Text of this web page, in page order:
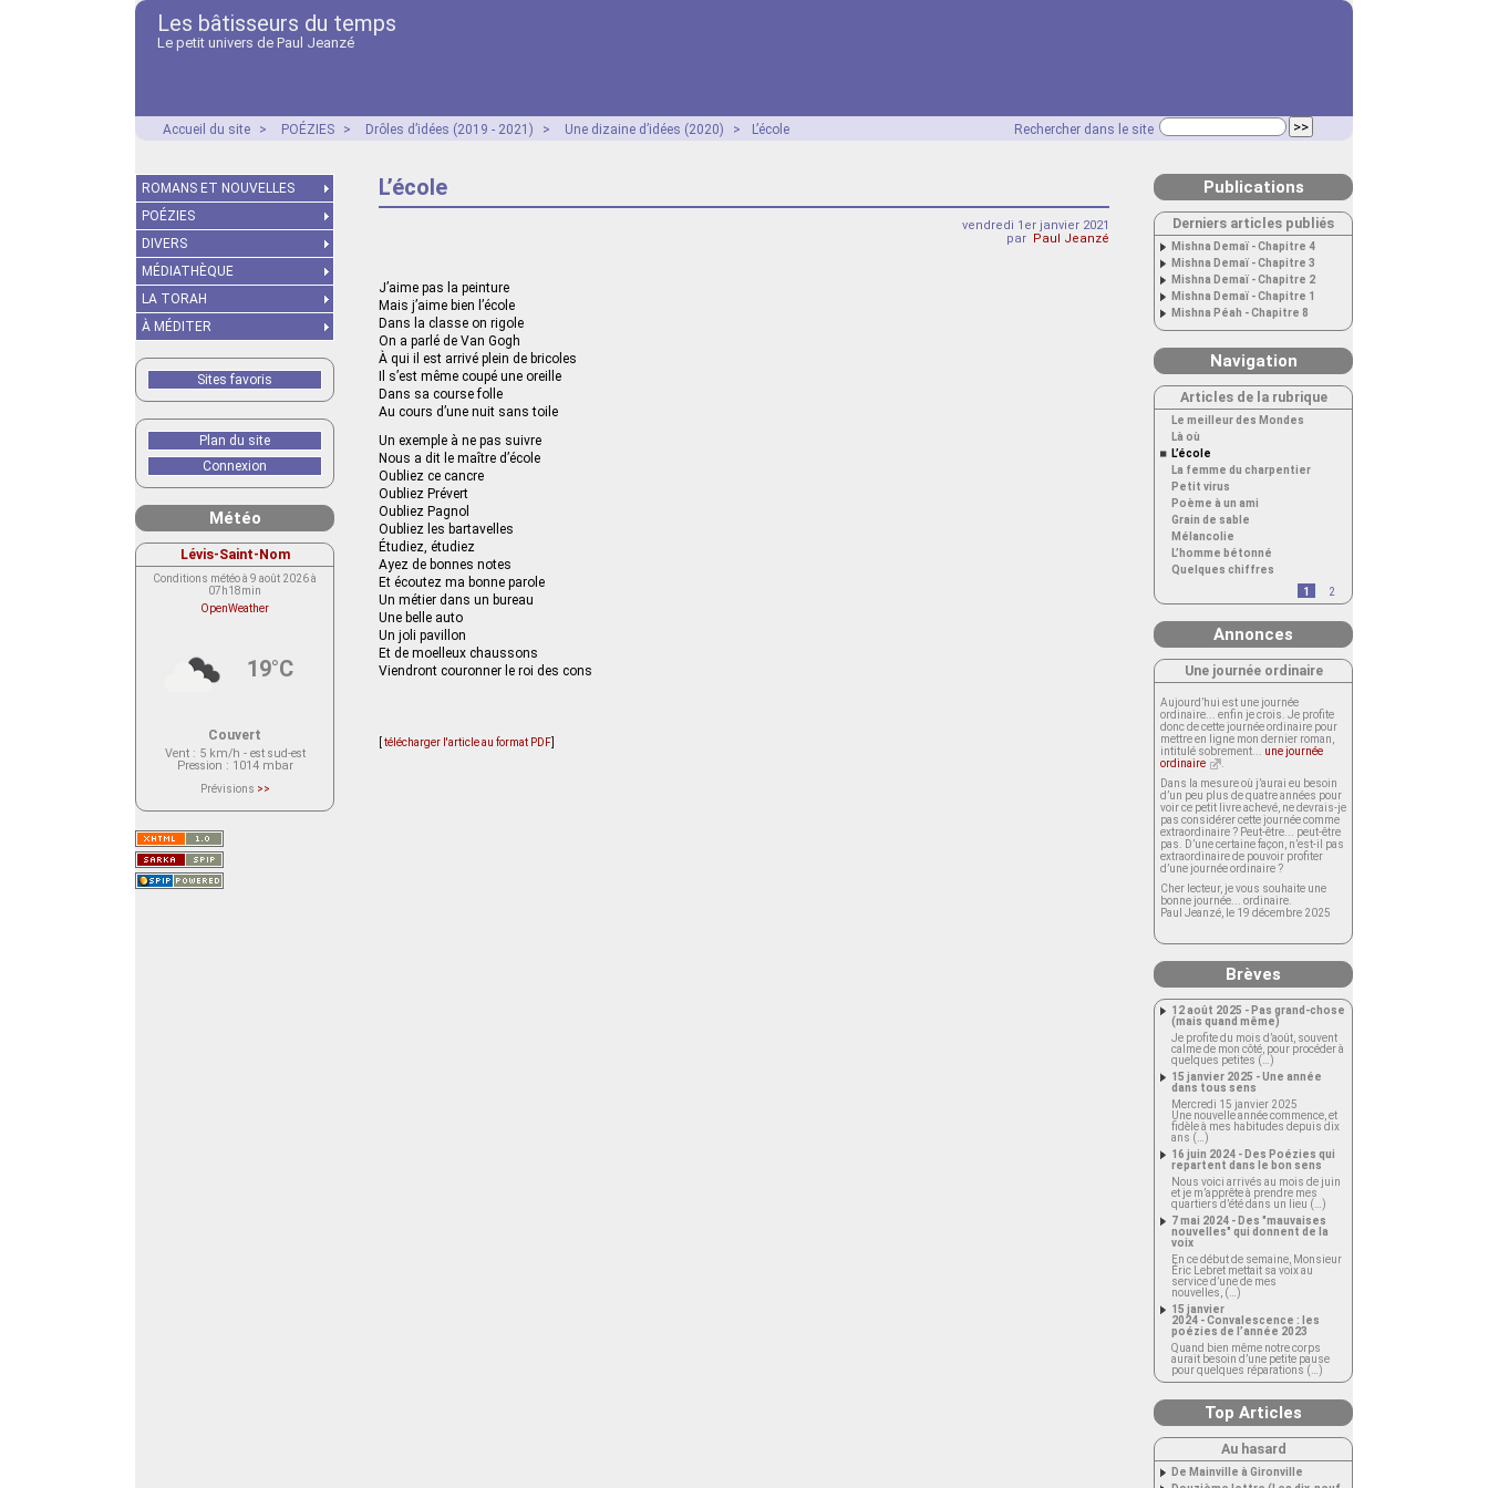
Les bâtisseurs du temps
Le petit univers de Paul Jeanzé
Rechercher dans le site
Accueil du site > POÉZIES > Drôles d’idées (2019 - 2021) > Une dizaine d’idées (2020) > L’école
L’école
vendredi 1er janvier 2021
par Paul Jeanzé
J’aime pas la peinture
Mais j’aime bien l’école
Dans la classe on rigole
On a parlé de Van Gogh
À qui il est arrivé plein de bricoles
Il s’est même coupé une oreille
Dans sa course folle
Au cours d’une nuit sans toile
Un exemple à ne pas suivre
Nous a dit le maître d’école
Oubliez ce cancre
Oubliez Prévert
Oubliez Pagnol
Oubliez les bartavelles
Étudiez, étudiez
Ayez de bonnes notes
Et écoutez ma bonne parole
Un métier dans un bureau
Une belle auto
Un joli pavillon
Et de moelleux chaussons
Viendront couronner le roi des cons
télécharger l'article au format PDF
ROMANS ET NOUVELLES
POÉZIES
DIVERS
MÉDIATHÈQUE
LA TORAH
À MÉDITER
Sites favoris
Plan du site
Connexion
Météo
Lévis-Saint-Nom
Conditions météo à 9 août 2026 à
07h18min
OpenWeather
19°C
Couvert
Vent: 5 km/h - est sud-est
Pression : 1014 mbar
Prévisions >>
actuellement aucune prévision
Saint-Nom.
Veuillez consulter le message du
service ci-dessous.
(401 - Invalid API key. Please see
https://openweathermap.org/faq#error401
Publications
Derniers articles publiés
Mishna Demaï - Chapitre 4
Mishna Demaï - Chapitre 3
Mishna Demaï - Chapitre 2
Mishna Demaï - Chapitre 1
Mishna Péah - Chapitre 8
Navigation
Articles de la rubrique
Le meilleur des Mondes
Là où
L’école
La femme du charpentier
Petit virus
Poème à un ami
Grain de sable
Mélancolie
L’homme bétonné
Quelques chiffres
1
2
Annonces
Une journée ordinaire
Aujourd’hui est une journée
ordinaire... enfin je crois. Je profite
donc de cette journée ordinaire pour
mettre en ligne mon dernier roman,
intitulé sobrement... une journée
ordinaire
Dans la mesure où j’aurai eu besoin
d’un peu plus de quatre années pour
voir ce petit livre achevé, ne devrais-je
pas considérer cette journée comme
extraordinaire ? Peut-être... peut-être
pas. D’une certaine façon, n’est-il pas
extraordinaire de pouvoir profiter
d’une journée ordinaire ?
Cher lecteur, je vous souhaite une
bonne journée... ordinaire.
Paul Jeanzé, le 19 décembre 2025
Brèves
12 août 2025 - Pas grand-chose
(mais quand même)
Je profite du mois d’août, souvent
calme de mon côté, pour procéder à
quelques petites (…)
15 janvier 2025 - Une année
dans tous sens
Mercredi 15 janvier 2025
Une nouvelle année commence, et
fidèle à mes habitudes depuis dix
ans (…)
16 juin 2024 - Des Poézies qui
repartent dans le bon sens
Nous voici arrivés au mois de juin
et je m’apprête à prendre mes
quartiers d’été dans un lieu (…)
7 mai 2024 - Des "mauvaises
nouvelles" qui donnent de la
voix
En ce début de semaine, Monsieur
Éric Lebret mettait sa voix au
service d’une de mes
nouvelles, (…)
15 janvier
2024 - Convalescence : les
poézies de l’année 2023
Quand bien même notre corps
aurait besoin d’une petite pause
pour quelques réparations (…)
Top Articles
Au hasard
De Mainville à Gironville